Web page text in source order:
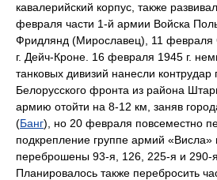
кавалерийский корпус, также
февраля части 1-й армии Войска
Фридлянд (Мирославец), 11 февраля
г. Дейч-Кроне. 16 февраля 1945 г.
танковых дивизий нанесли контрудар
Белорусского фронта из района
армию отойти на 8-12 км, заняв
(Банг), но 20 февраля повсеместно
подкрепление группе армий «Висла»
переброшены 93-я, 126, 225-я и 290-я
Планировалось также перебросить